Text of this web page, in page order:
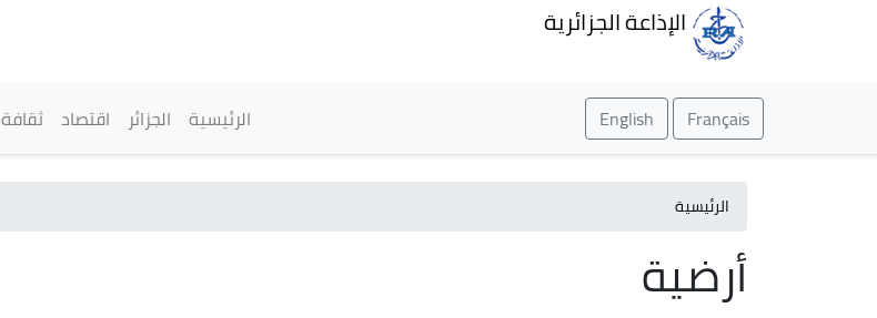
الإذاعة الجزائرية
Français
English القائمة الرئيسية
الرئيسية الجزائر اقتصاد ثقافة
الرئيسية
أرضية